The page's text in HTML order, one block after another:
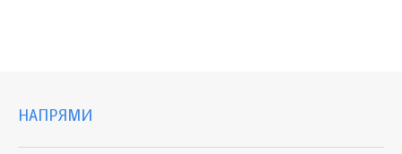
НАПРЯМИ